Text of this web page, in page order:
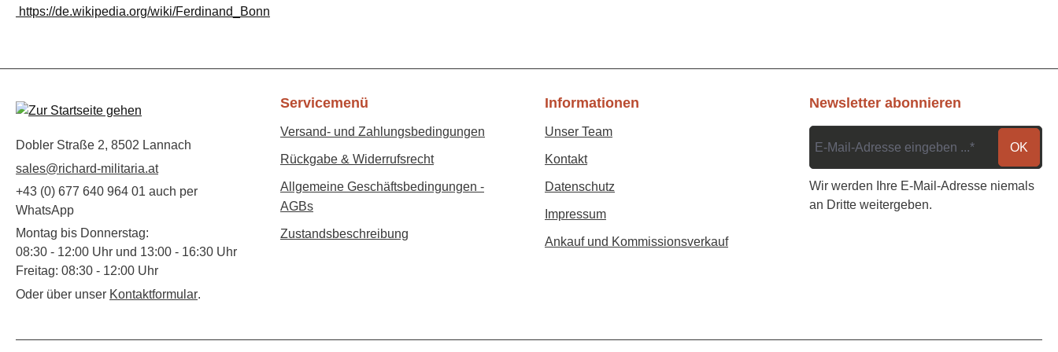
https://de.wikipedia.org/wiki/Ferdinand_Bonn
Dobler Straße 2, 8502 Lannach
sales@richard-militaria.at
+43 (0) 677 640 964 01 auch per
WhatsApp
Montag bis Donnerstag:
08:30 - 12:00 Uhr und 13:00 - 16:30 Uhr
Freitag: 08:30 - 12:00 Uhr
Oder über unser Kontaktformular.
Servicemenü
Versand- und Zahlungsbedingungen
Rückgabe & Widerrufsrecht
Allgemeine Geschäftsbedingungen -
AGBs
Zustandsbeschreibung
Informationen
Unser Team
Kontakt
Datenschutz
Impressum
Ankauf und Kommissionsverkauf
Newsletter abonnieren
OK
Wir werden Ihre E-Mail-Adresse niemals
an Dritte weitergeben.